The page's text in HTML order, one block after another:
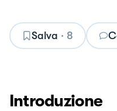
Salva · 8
Introduzione